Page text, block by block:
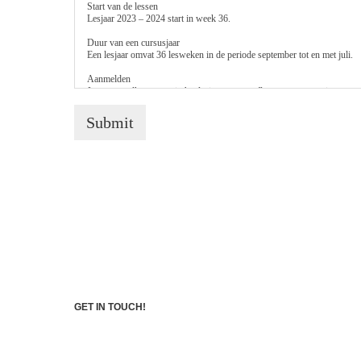
Start van de lessen
Lesjaar 2023 – 2024 start in week 36.
Duur van een cursusjaar
Een lesjaar omvat 36 lesweken in de periode september tot en met juli.
Aanmelden
Je mag op elk moment in het lesjaar een proefles aanvragen en
Opzegtermijn
Je hebt een termijn van 1 maand om de cursus op te zeggen.
Submit
GET IN TOUCH!